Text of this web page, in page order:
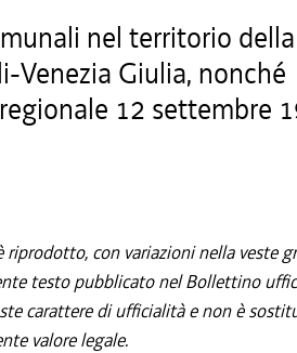
nel territorio della
Venezia Giulia, nonché
12 settembre
con variazioni nella veste
testo pubblicato nel Bollettino
carattere di ufficialità e non è
valore legale.